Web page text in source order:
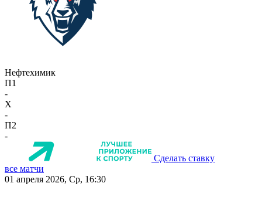
Нефтехимик
П1
-
X
-
П2
-
Сделать ставку
все матчи
01 апреля 2026, Ср, 16:30